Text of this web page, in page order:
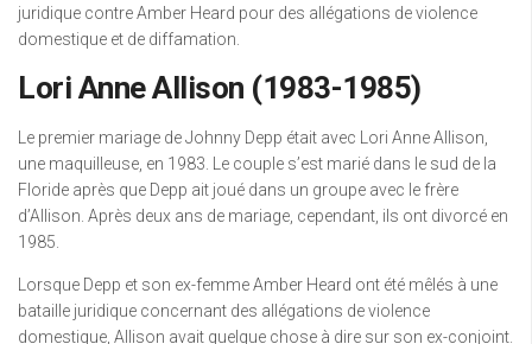
juridique contre Amber Heard pour des allégations de violence
domestique et de diffamation.
Lori Anne Allison (1983-1985)
Le premier mariage de Johnny Depp était avec Lori Anne Allison,
une maquilleuse, en 1983. Le couple s’est marié dans le sud de la
Floride après que Depp ait joué dans un groupe avec le frère
d’Allison. Après deux ans de mariage, cependant, ils ont divorcé en
1985.
Lorsque Depp et son ex-femme Amber Heard ont été mêlés à une
bataille juridique concernant des allégations de violence
domestique, Allison avait quelque chose à dire sur son ex-conjoint.